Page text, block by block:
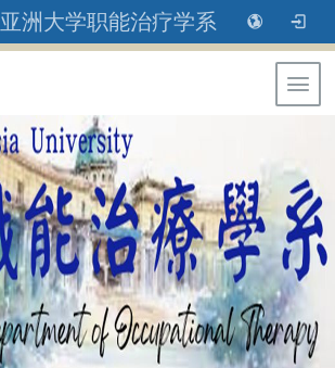
亚洲大学职能治疗学系